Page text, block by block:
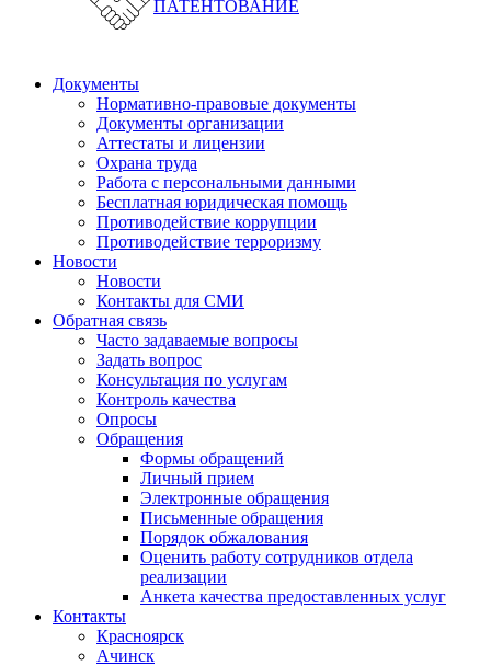
ПАТЕНТОВАНИЕ
Документы
Нормативно-правовые документы
Документы организации
Аттестаты и лицензии
Охрана труда
Работа с персональными данными
Бесплатная юридическая помощь
Противодействие коррупции
Противодействие терроризму
Новости
Новости
Контакты для СМИ
Обратная связь
Часто задаваемые вопросы
Задать вопрос
Консультация по услугам
Контроль качества
Опросы
Обращения
Формы обращений
Личный прием
Электронные обращения
Письменные обращения
Порядок обжалования
Оценить работу сотрудников отдела
реализации
Анкета качества предоставленных услуг
Контакты
Красноярск
Ачинск